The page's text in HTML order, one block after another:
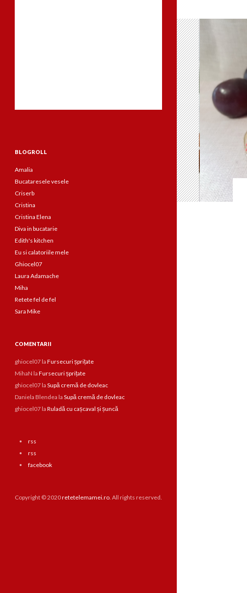
BLOGROLL
Amalia
Bucataresele vesele
Criserb
Cristina
Cristina Elena
Diva in bucatarie
Edith's kitchen
Eu si calatoriile mele
Ghiocel07
Laura Adamache
Miha
Retete fel de fel
Sara Mike
COMENTARII
ghiocel07la Fursecuri șprițate
MihaN la Fursecuri șprițate
ghiocel07la Supă cremă de dovleac
Daniela Blendea la Supă cremă de dovleac
ghiocel07la Ruladă cu cașcaval și șuncă
rss
rss
facebook
Copyright © 2020retetelemamei.ro. All rights reserved.